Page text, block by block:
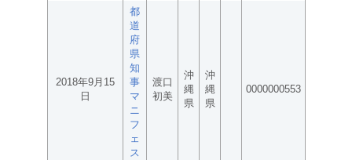
2018年9月15
日
都
道
府
県
知
事
マ
ニ
フ
ェ
ス
渡口
初美
沖
縄
県
沖
縄
県
0000000553